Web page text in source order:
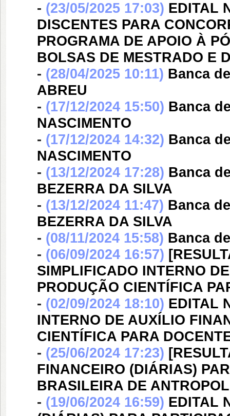
- (23/05/2025 17:03) EDITAL
DISCENTES PARA
PROGRAMA DE APOIO À
BOLSAS DE MESTRADO E
- (28/04/2025 10:11) Banca
ABREU
- (17/12/2024 15:50) Banca
NASCIMENTO
- (17/12/2024 14:32) Banca
NASCIMENTO
- (13/12/2024 17:28) Banca
BEZERRA DA SILVA
- (13/12/2024 11:47) Banca
BEZERRA DA SILVA
- (08/11/2024 15:58) Banca
- (06/09/2024 16:57)
SIMPLIFICADO INTERNO
PRODUÇÃO CIENTÍFICA
- (02/09/2024 18:10) EDITAL
INTERNO DE AUXÍLIO
CIENTÍFICA PARA
- (25/06/2024 17:23)
FINANCEIRO (DIÁRIAS)
BRASILEIRA DE
- (19/06/2024 16:59) EDITAL